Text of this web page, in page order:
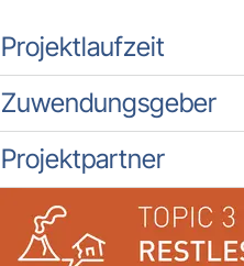
Projektlaufzeit
Zuwendungsgeber
Projektpartner